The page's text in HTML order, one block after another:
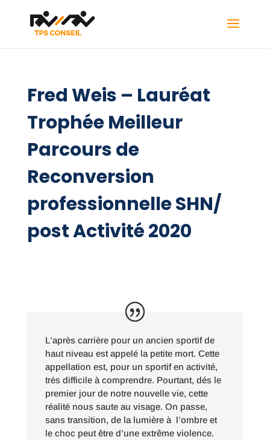
Fred Weis – Lauréat
Trophée Meilleur
Parcours de
Reconversion
professionnelle SHN/
post Activité 2020
L’après carrière pour un ancien sportif de
haut niveau est appelé la petite mort. Cette
appellation est, pour un sportif en activité,
très difficile à comprendre. Pourtant, dés le
premier jour de notre nouvelle vie, cette
réalité nous saute au visage. On passe,
sans transition, de la lumière à l’ombre et
le choc peut être d’une extrême violence.